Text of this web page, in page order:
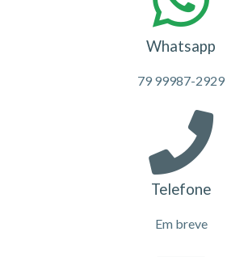
Whatsapp
79 99987-2929
Telefone
Em breve